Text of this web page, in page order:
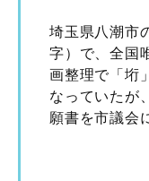
埼玉県八潮市
字）で、全国
画整理で「垳
なっていたが
願書を市議会